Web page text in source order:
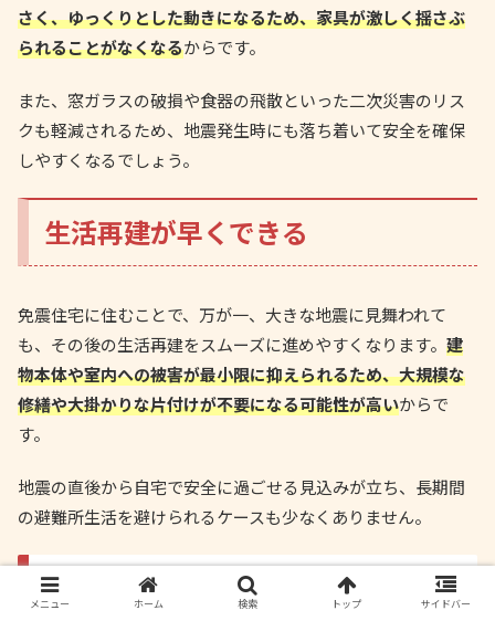
さく、ゆっくりとした動きになるため、家具が激しく揺さぶ
られることがなくなるからです。
また、窓ガラスの破損や食器の飛散といった二次災害のリス
クも軽減されるため、地震発生時にも落ち着いて安全を確保
しやすくなるでしょう。
生活再建が早くできる
免震住宅に住むことで、万が一、大きな地震に見舞われて
も、その後の生活再建をスムーズに進めやすくなります。 建
物本体や室内への被害が最小限に抑えられるため、大規模な
修繕や大掛かりな片付けが不要になる可能性が高いからで
す。
地震の直後から自宅で安全に過ごせる見込みが立ち、長期間
の避難所生活を避けられるケースも少なくありません。
免震を採用するハウスメー
メニュー ホーム 検索 トップ サイドバー